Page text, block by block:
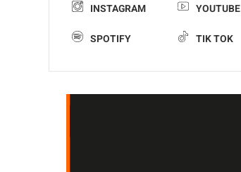
INSTAGRAM YOUTUBE
SPOTIFY TIK TOK